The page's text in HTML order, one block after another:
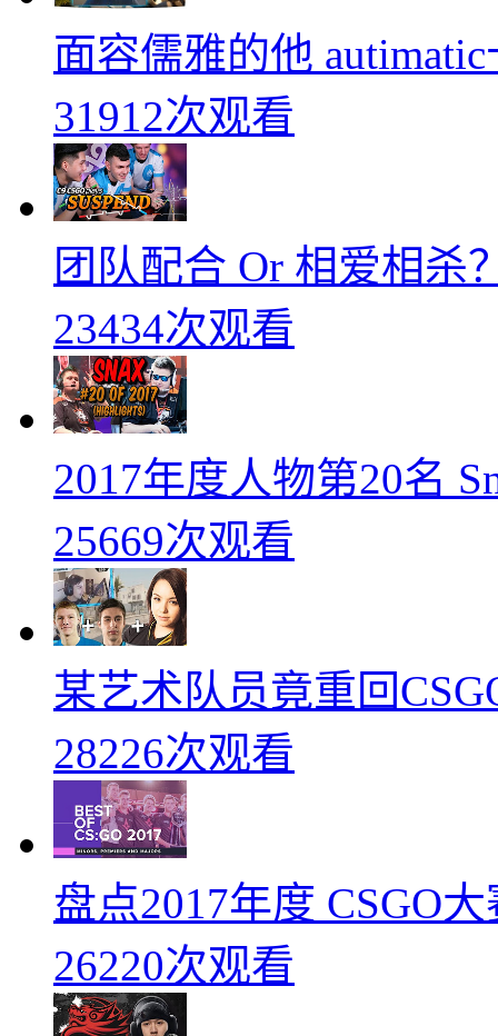
面容儒雅的他
31912次观看
团队配合 Or 相爱相杀
23434次观看
2017年度人物第20名
25669次观看
某艺术队员竟重回
28226次观看
盘点2017年度 CSGO
26220次观看